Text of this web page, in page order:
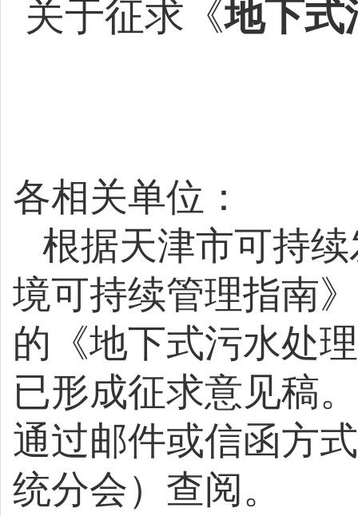
关于征求《地下式
各相关单位：
根据天津市可持
境可持续管理指南
的《地下式污水处
已形成征求意见稿
通过邮件或信函方
统分会）查阅。